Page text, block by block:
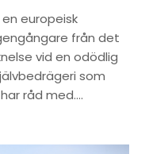
europeisk
från det
vid en odödlig
som
råd med….